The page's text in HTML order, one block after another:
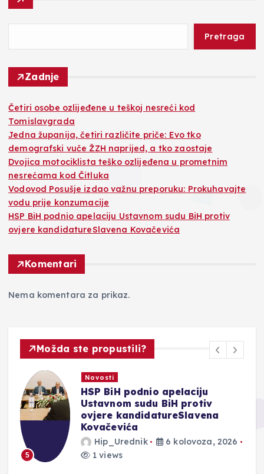
Pretraga
Zadnje
Četiri osobe ozlijeđene u teškoj nesreći kod
Tomislavgrada
Jedna županija, četiri različite priče: Evo tko
demografski vuče ŽZH naprijed, a tko zaostaje
Dvojica motociklista teško ozlijeđena u prometnim
nesrećama kod Čitluka
Vodovod Posušje izdao važnu preporuku: Prokuhavajte
vodu prije konzumacije
HSP BiH podnio apelaciju Ustavnom sudu BiH protiv
ovjere kandidatureSlavena Kovačevića
Komentari
Nema komentara za prikaz.
Možda ste propustili?
5
Novosti
HSP BiH podnio apelaciju
Ustavnom sudu BiH protiv
ovjere kandidatureSlavena
Kovačevića
Hip_Urednik
6 kolovoza, 2026
1 views